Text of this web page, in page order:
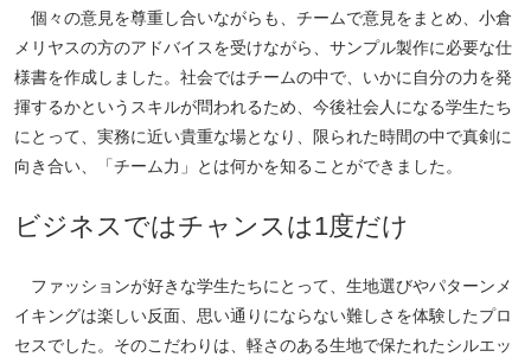
個々の意見を尊重し合いながらも、チームで意見をまとめ、小倉
メリヤスの方のアドバイスを受けながら、サンプル製作に必要な仕
様書を作成しました。社会ではチームの中で、いかに自分の力を発
揮するかというスキルが問われるため、今後社会人になる学生たち
にとって、実務に近い貴重な場となり、限られた時間の中で真剣に
向き合い、「チーム力」とは何かを知ることができました。
ビジネスではチャンスは1度だけ
ファッションが好きな学生たちにとって、生地選びやパターンメ
イキングは楽しい反面、思い通りにならない難しさを体験したプロ
セスでした。そのこだわりは、軽さのある生地で保たれたシルエッ